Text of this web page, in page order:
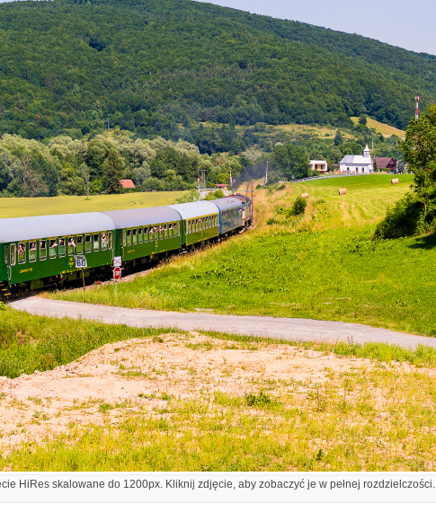
HiRes skalowane do 1200px. Kliknij zdjęcie, aby zobaczyć je w pełnej rozdzielczości.